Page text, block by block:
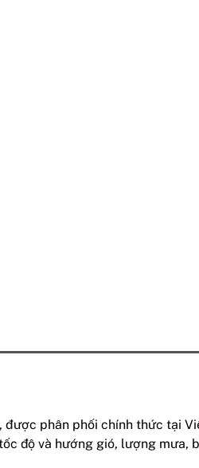
, được phân phối chính thức tại
độ và hướng gió, lượng mưa,